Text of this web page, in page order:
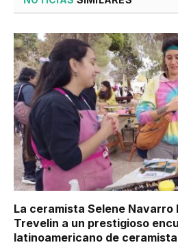
La ceramista Selene Navarro
Trevelin a un prestigioso
latinoamericano de